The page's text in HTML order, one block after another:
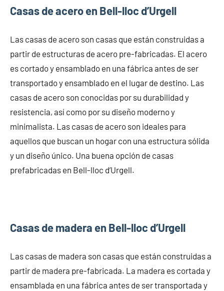
Casas de acero en Bell-lloc d’Urgell
Las casas de acero son casas que están construidas a
partir de estructuras de acero pre-fabricadas. El acero
es cortado y ensamblado en una fábrica antes de ser
transportado y ensamblado en el lugar de destino. Las
casas de acero son conocidas por su durabilidad y
resistencia, así como por su diseño moderno y
minimalista. Las casas de acero son ideales para
aquellos que buscan un hogar con una estructura sólida
y un diseño único. Una buena opción de casas
prefabricadas en Bell-lloc d’Urgell.
Casas de madera en Bell-lloc d’Urgell
Las casas de madera son casas que están construidas a
partir de madera pre-fabricada. La madera es cortada y
ensamblada en una fábrica antes de ser transportada y